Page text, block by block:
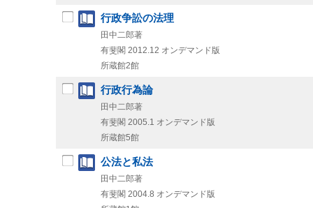
行政争訟の法理
田中二郎著
有斐閣 2012.12 オンデマンド版
所蔵館2館
行政行為論
田中二郎著
有斐閣 2005.1 オンデマンド版
所蔵館5館
公法と私法
田中二郎著
有斐閣 2004.8 オンデマンド版